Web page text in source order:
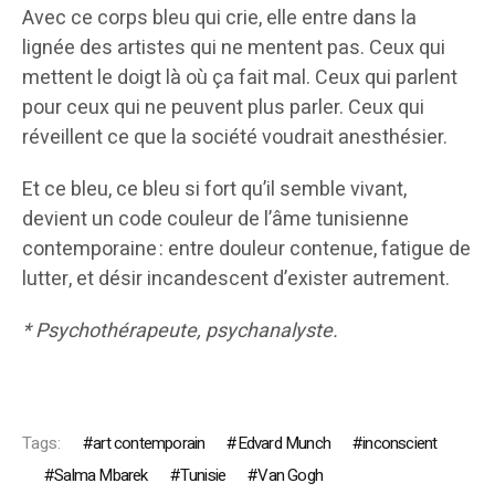
Avec ce corps bleu qui crie, elle entre dans la
lignée des artistes qui ne mentent pas. Ceux qui
mettent le doigt là où ça fait mal. Ceux qui parlent
pour ceux qui ne peuvent plus parler. Ceux qui
réveillent ce que la société voudrait anesthésier.
Et ce bleu, ce bleu si fort qu’il semble vivant,
devient un code couleur de l’âme tunisienne
contemporaine : entre douleur contenue, fatigue de
lutter, et désir incandescent d’exister autrement.
* Psychothérapeute, psychanalyste.
Tags: art contemporain Edvard Munch
inconscient
Salma Mbarek
Tunisie Van Gogh